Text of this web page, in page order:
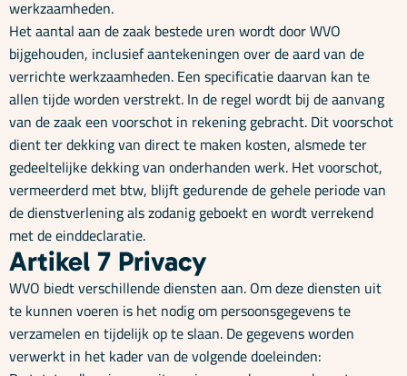
werkzaamheden.
Het aantal aan de zaak bestede uren wordt door WVO
bijgehouden, inclusief aantekeningen over de aard van de
verrichte werkzaamheden. Een specificatie daarvan kan te
allen tijde worden verstrekt. In de regel wordt bij de aanvang
van de zaak een voorschot in rekening gebracht. Dit voorschot
dient ter dekking van direct te maken kosten, alsmede ter
gedeeltelijke dekking van onderhanden werk. Het voorschot,
vermeerderd met btw, blijft gedurende de gehele periode van
de dienstverlening als zodanig geboekt en wordt verrekend
met de einddeclaratie.
Artikel 7 Privacy
WVO biedt verschillende diensten aan. Om deze diensten uit
te kunnen voeren is het nodig om persoonsgegevens te
verzamelen en tijdelijk op te slaan. De gegevens worden
verwerkt in het kader van de volgende doeleinden: